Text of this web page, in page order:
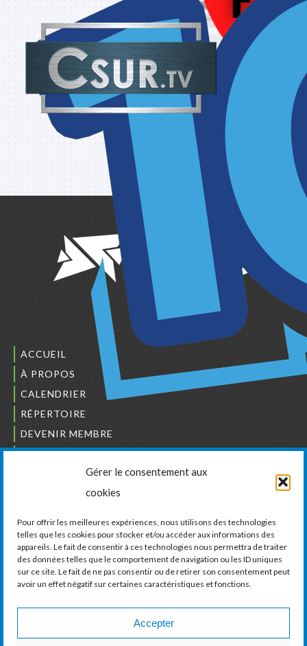
Gérer le consentement aux
cookies
Pour offrir les meilleures expériences, nous utilisons des technologies
telles que les cookies pour stocker et/ou accéder aux informations des
appareils. Le fait de consentir à ces technologies nous permettra de traiter
des données telles que le comportement de navigation ou les ID uniques
sur ce site. Le fait de ne pas consentir ou de retirer son consentement peut
avoir un effet négatif sur certaines caractéristiques et fonctions.
Accepter
ACCUEIL
À PROPOS
CALENDRIER
RÉPERTOIRE
DEVENIR MEMBRE
NOUS JOINDRE
L’ORDRE DES BÂTISSEURS
LA CHAMBRE DE COMMERCE ET D’INDUSTRIE
DE VAUDREUIL-SOULANGES
11, boul. de la Cité-des-Jeunes, Suite 201